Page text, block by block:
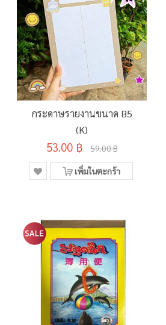
กระดาษรายงานขนาด B5
(K)
53.00 ฿ 59.00 ฿
เพิ่มในตะกร้า